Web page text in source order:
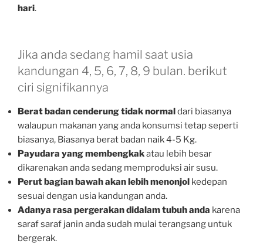
hari.
Jika anda sedang hamil saat usia
kandungan 4, 5, 6, 7, 8, 9 bulan. berikut
ciri signifikannya
Berat badan cenderung tidak normaldari biasanya
walaupun makanan yang anda konsumsi tetap seperti
biasanya, Biasanya berat badan naik 4-5 Kg.
Payudara yang membengkakatau lebih besar
dikarenakan anda sedang memproduksi air susu.
Perut bagian bawah akan lebih menonjol kedepan
sesuai dengan usia kandungan anda.
Adanya rasa pergerakan didalam tubuh anda karena
saraf saraf janin anda sudah mulai terangsang untuk
bergerak.